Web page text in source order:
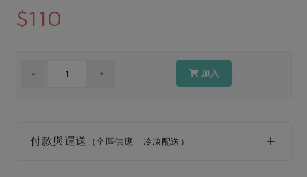
社務會議
$110
加入
付款與運送 （全區供應 | 冷凍配送）